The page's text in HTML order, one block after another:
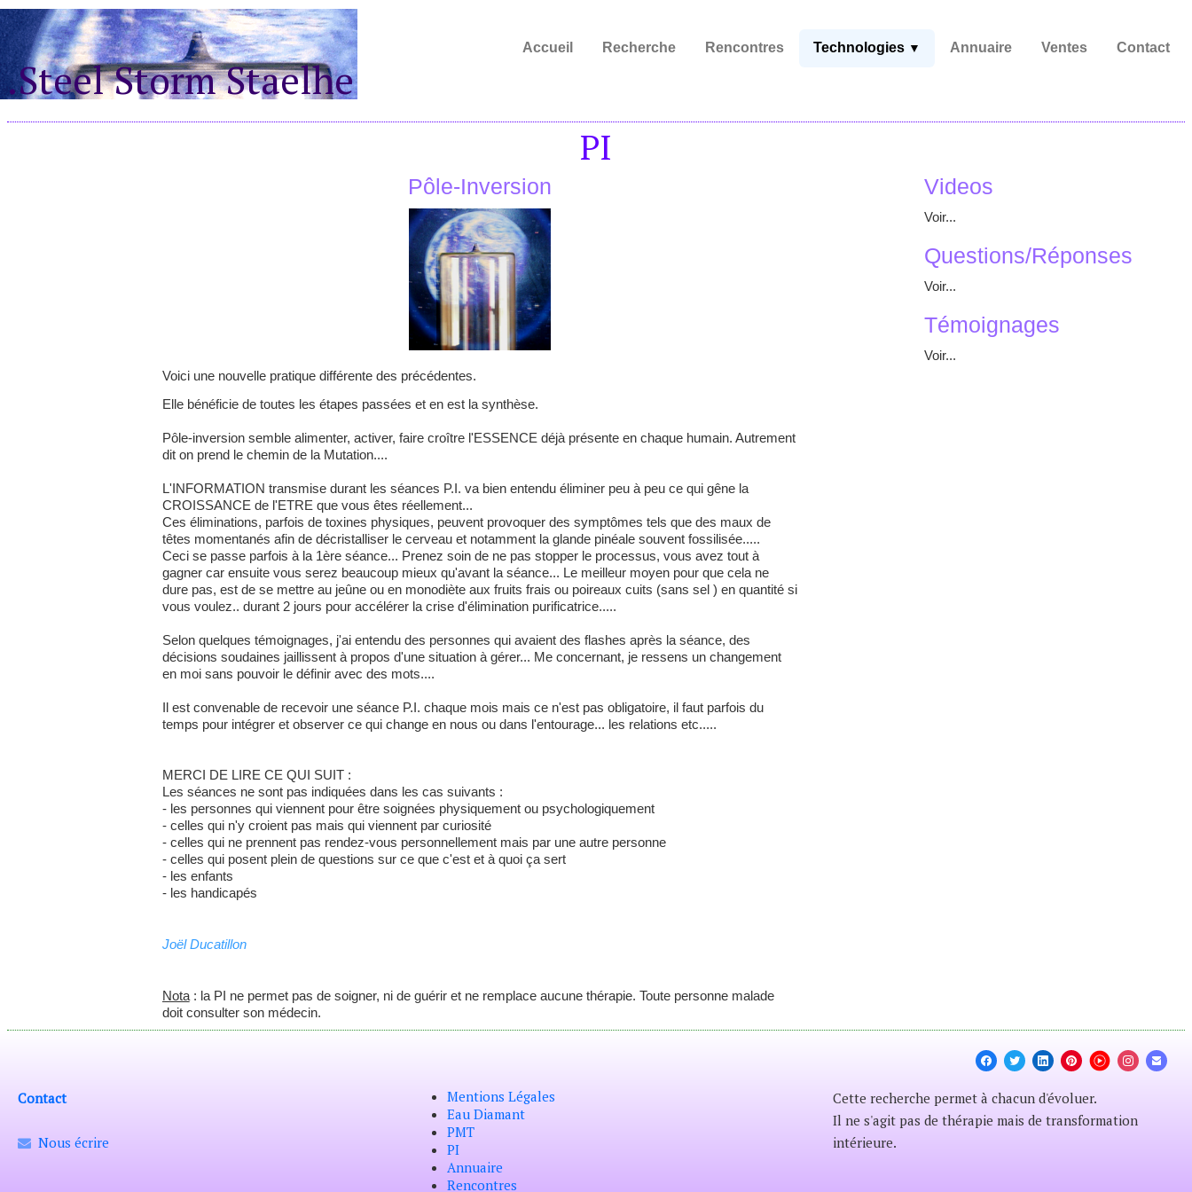
.Steel Storm Staelhe
Accueil Recherche Rencontres Technologies ▼ Annuaire Ventes Contact
PI
Pôle-Inversion
Voici une nouvelle pratique différente des précédentes.
Elle bénéficie de toutes les étapes passées et en est la synthèse.
Pôle-inversion semble alimenter, activer, faire croître l'ESSENCE déjà présente en chaque humain. Autrement
dit on prend le chemin de la Mutation....
L'INFORMATION transmise durant les séances P.I. va bien entendu éliminer peu à peu ce qui gêne la
CROISSANCE de l'ETRE que vous êtes réellement...
Ces éliminations, parfois de toxines physiques, peuvent provoquer des symptômes tels que des maux de
têtes momentanés afin de décristalliser le cerveau et notamment la glande pinéale souvent fossilisée.....
Ceci se passe parfois à la 1ère séance... Prenez soin de ne pas stopper le processus, vous avez tout à
gagner car ensuite vous serez beaucoup mieux qu'avant la séance... Le meilleur moyen pour que cela ne
dure pas, est de se mettre au jeûne ou en monodiète aux fruits frais ou poireaux cuits (sans sel ) en quantité si
vous voulez.. durant 2 jours pour accélérer la crise d'élimination purificatrice.....
Selon quelques témoignages, j'ai entendu des personnes qui avaient des flashes après la séance, des
décisions soudaines jaillissent à propos d'une situation à gérer... Me concernant, je ressens un changement
en moi sans pouvoir le définir avec des mots....
Il est convenable de recevoir une séance P.I. chaque mois mais ce n'est pas obligatoire, il faut parfois du
temps pour intégrer et observer ce qui change en nous ou dans l'entourage... les relations etc.....
MERCI DE LIRE CE QUI SUIT :
Les séances ne sont pas indiquées dans les cas suivants :
- les personnes qui viennent pour être soignées physiquement ou psychologiquement
- celles qui n'y croient pas mais qui viennent par curiosité
- celles qui ne prennent pas rendez-vous personnellement mais par une autre personne
- celles qui posent plein de questions sur ce que c'est et à quoi ça sert
- les enfants
- les handicapés
Joël Ducatillon
Nota: la PI ne permet pas de soigner, ni de guérir et ne remplace aucune thérapie. Toute personne malade
doit consulter son médecin.
Videos
Voir...
Questions/Réponses
Voir...
Témoignages
Voir...
Contact
Nous écrire
Mentions Légales
Eau Diamant
PMT
PI
Annuaire
Rencontres
Cette recherche permet à chacun d'évoluer.
Il ne s'agit pas de thérapie mais de transformation
intérieure.